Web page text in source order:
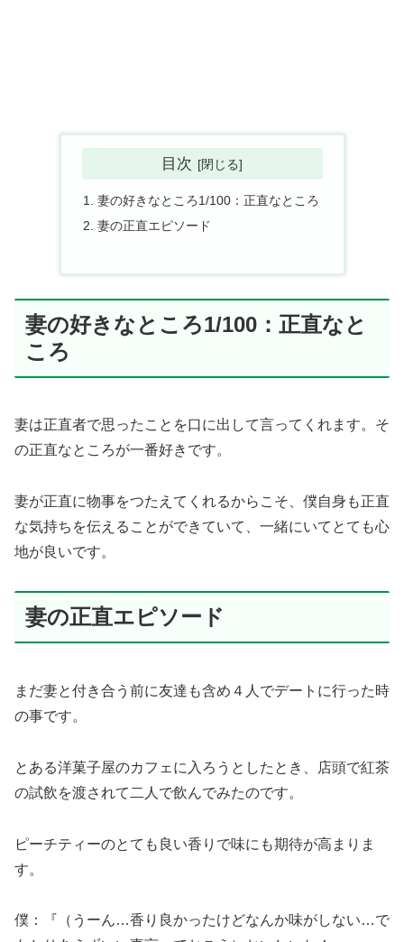
目次
妻の好きなところ1/100：正直なところ
妻の正直エピソード
妻の好きなところ1/100：正直なと
ころ
妻は正直者で思ったことを口に出して言ってくれます。そ
の正直なところが一番好きです。
妻が正直に物事をつたえてくれるからこそ、僕自身も正直
な気持ちを伝えることができていて、一緒にいてとても心
地が良いです。
妻の正直エピソード
まだ妻と付き合う前に友達も含め４人でデートに行った時
の事です。
とある洋菓子屋のカフェに入ろうとしたとき、店頭で紅茶
の試飲を渡されて二人で飲んでみたのです。
ピーチティーのとても良い香りで味にも期待が高まりま
す。
僕：『（うーん…香り良かったけどなんか味がしない…で